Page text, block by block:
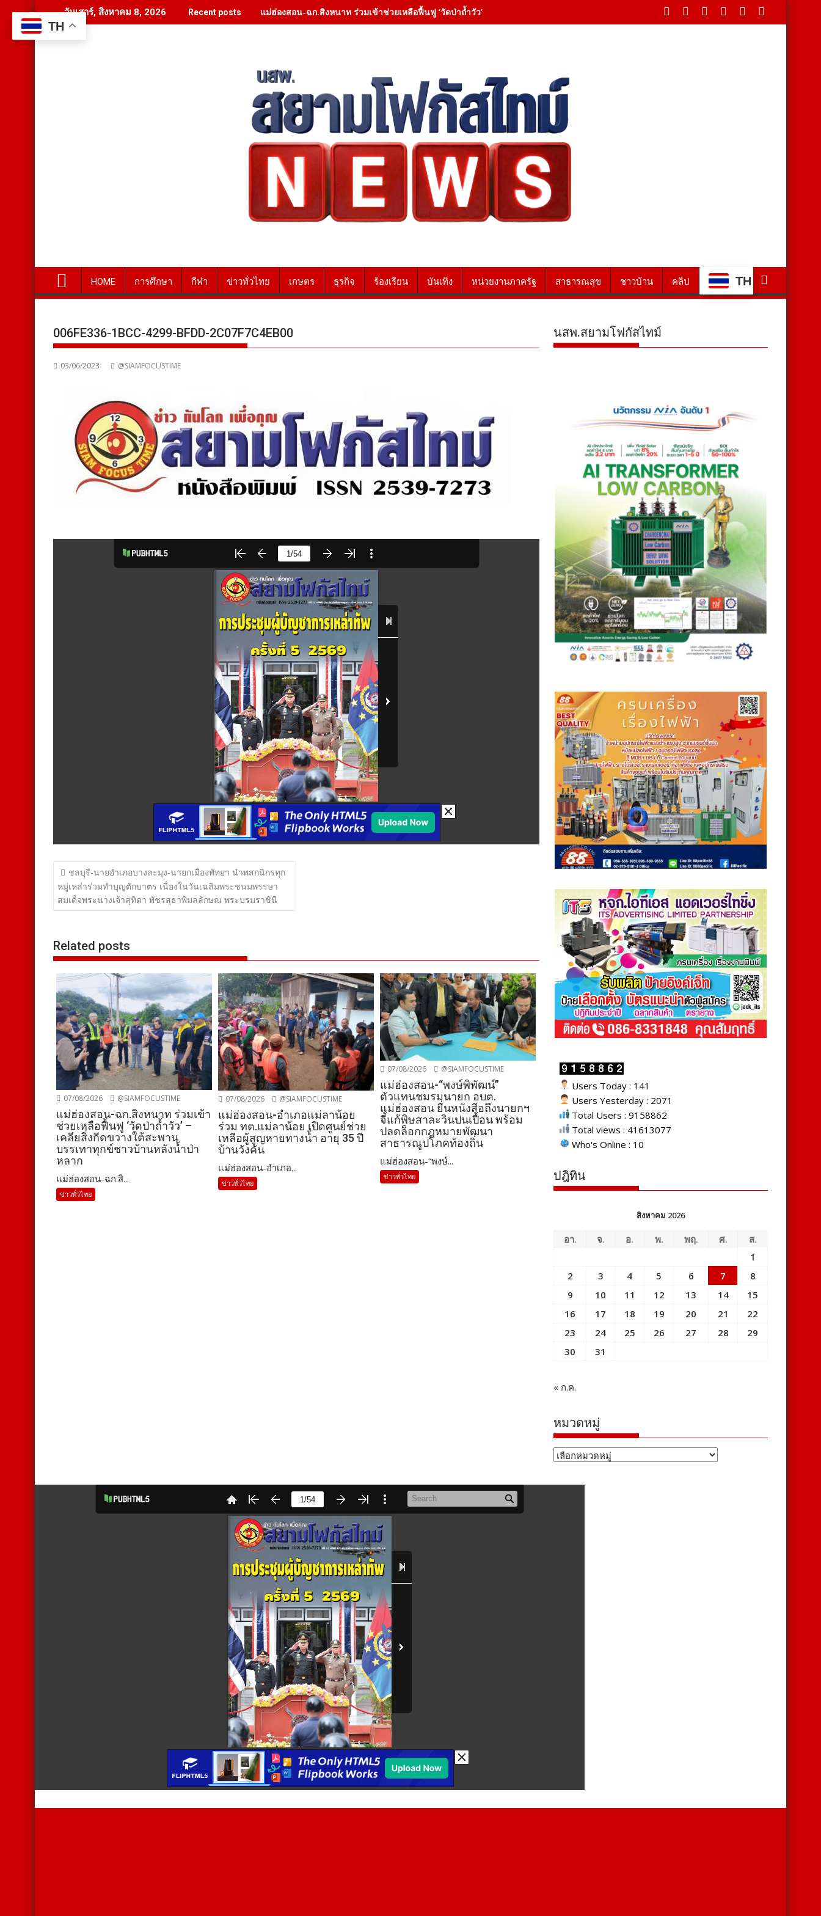
to
content
วันเสาร์, สิงหาคม 8, 2026 Recent posts แม่ฮ่องสอน-ฉก.สิงหนาท ร่วมเข้าช่วยเหลือฟื้นฟู ‘วัดป่าถ้ำวัว’ – เคลียสิ่งกีดขวางใต้สะพาน บรรเทาทุกข์ชาวบ้านหลังน้ำป่าหลาก
HOME การศึกษา กีฬา ข่าวทั่วไทย เกษตร ธุรกิจ ร้องเรียน บันเทิง หน่วยงานภาครัฐ สาธารณสุข ชาวบ้าน คลิป TH
006FE336-1BCC-4299-BFDD-2C07F7C4EB00
03/06/2023 @SIAMFOCUSTIME
แนะแนว
เรื่อง
ชลบุรี-นายอำเภอบางละมุง-นายกเมืองพัทยา นำพสกนิกรทุก
หมู่เหล่าร่วมทำบุญตักบาตร เนื่องในวันเฉลิมพระชนมพรรษา
สมเด็จพระนางเจ้าสุทิดา พัชรสุธาพิมลลักษณ พระบรมราชินี
Related posts
07/08/2026 @SIAMFOCUSTIME
แม่ฮ่องสอน-ฉก.สิงหนาท ร่วมเข้า
ช่วยเหลือฟื้นฟู ‘วัดป่าถ้ำวัว’ –
เคลียสิ่งกีดขวางใต้สะพาน
บรรเทาทุกข์ชาวบ้านหลังน้ำป่า
หลาก
แม่ฮ่องสอน-ฉก.สิ...
ข่าวทั่วไทย
07/08/2026 @SIAMFOCUSTIME
แม่ฮ่องสอน-อำเภอแม่ลาน้อย
ร่วม ทต.แม่ลาน้อย เปิดศูนย์ช่วย
เหลือผู้สูญหายทางน้ำ อายุ 35 ปี
บ้านวังคัน
แม่ฮ่องสอน-อำเภอ...
ข่าวทั่วไทย
07/08/2026 @SIAMFOCUSTIME
แม่ฮ่องสอน-“พงษ์พิพัฒน์”
ตัวแทนชมรมนายก อบต.
แม่ฮ่องสอน ยื่นหนังสือถึงนายกฯ
จี้แก้พิษสาละวินปนเปื้อน พร้อม
ปลดล็อกกฎหมายพัฒนา
สาธารณูปโภคท้องถิ่น
แม่ฮ่องสอน-“พงษ์...
ข่าวทั่วไทย
นสพ.สยามโฟกัสไทม์
Users Today : 141
Users Yesterday : 2071
Total Users : 9158862
Total views : 41613077
Who's Online : 10
ปฎิทิน
สิงหาคม 2026
อา. จ. อ. พ. พฤ. ศ.
ส.
1
2
3 4 5 6 7
8
9
10 11 12 13 14
15
16
17 18 19 20 21
22
23
24 25 26 27 28
29
30
31
« ก.ค.
หมวดหมู่
หมวด
TH